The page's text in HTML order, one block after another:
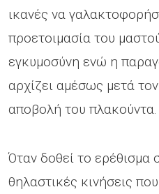
ικανές να
προετοιμασία του
εγκυμοσύνη ενώ η
αρχίζει αμέσως μετά
αποβολή του πλακούντα.
Όταν δοθεί το ερέθισμα
θηλαστικές κινήσεις